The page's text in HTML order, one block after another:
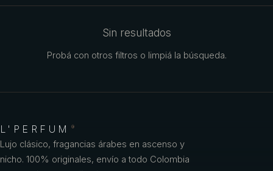
Britney Spears
Burberry
Sin resultados
Probá con otros filtros o limpiá la búsqueda.
L'PERFUM ®
Lujo clásico, fragancias árabes en ascenso y
nicho. 100% originales, envío a todo Colombia